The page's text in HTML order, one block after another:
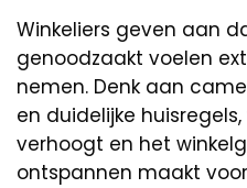
Winkeliers geven aan
genoodzaakt voelen
nemen. Denk aan
en duidelijke
verhoogt en het
ontspannen maakt